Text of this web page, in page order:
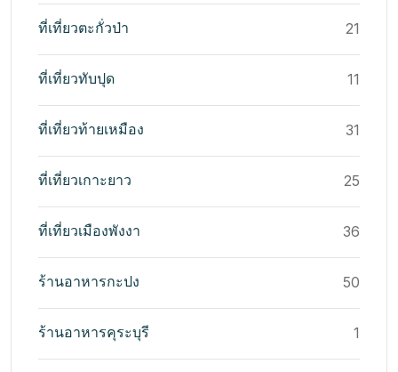
ที่เที่ยวตะกั่วป่า 21
ที่เที่ยวทับปุด 11
ที่เที่ยวท้ายเหมือง 31
ที่เที่ยวเกาะยาว 25
ที่เที่ยวเมืองพังงา 36
ร้านอาหารกะปง 50
ร้านอาหารคุระบุรี 1